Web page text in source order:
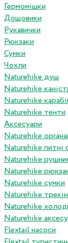
Гермомішки
Дощовики
Рукавички
Рюкзаки
Сумки
Чохли
Naturehike душ
Naturehike
Naturehike
Naturehike тенти
Аксесуари
Naturehike
Naturehike питні
Naturehike
Naturehike
Naturehike сумки
Naturehike
Naturehike
Naturehike
Flextail насоси